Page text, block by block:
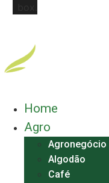
Home
Agro
Agronegócio
Algodão
Café